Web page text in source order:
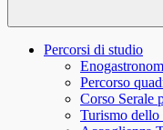
Percorsi di studio
Percorso
Corso Serale
Turismo dello